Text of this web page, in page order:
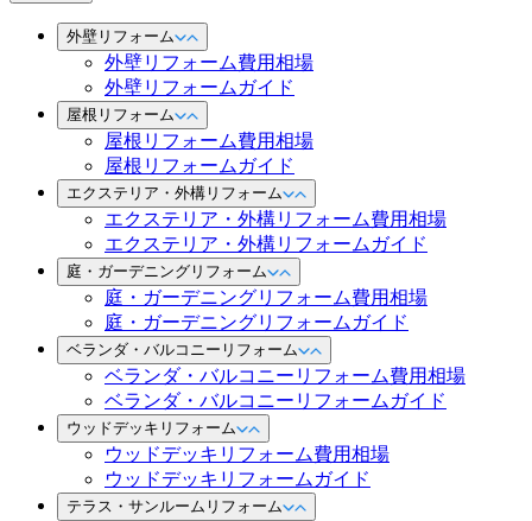
外壁リフォーム
外壁リフォーム費用相場
外壁リフォームガイド
屋根リフォーム
屋根リフォーム費用相場
屋根リフォームガイド
エクステリア・外構リフォーム
エクステリア・外構リフォーム費用相場
エクステリア・外構リフォームガイド
庭・ガーデニングリフォーム
庭・ガーデニングリフォーム費用相場
庭・ガーデニングリフォームガイド
ベランダ・バルコニーリフォーム
ベランダ・バルコニーリフォーム費用相場
ベランダ・バルコニーリフォームガイド
ウッドデッキリフォーム
ウッドデッキリフォーム費用相場
ウッドデッキリフォームガイド
テラス・サンルームリフォーム